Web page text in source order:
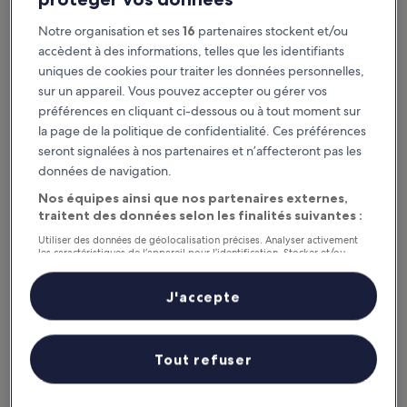
Hotel Sfax Centre
Hotel Sfax Centre
Hébergement
4.0 étoiles
À 6,8 km de : Aéroport de Sfax Thyna (SFA)
Très
bien,
(151 avis)
8,0/10 Très bien (151 avis)
Le
nouveau
61 €
61 €
taxes et frais compris
Les Oliviers Palace
Notre organisation et ses16 partenaires stockent et/ou
accèdent à des informations, telles que les identifiants
uniques de cookies pour traiter les données personnelles,
sur un appareil. Vous pouvez accepter ou gérer vos
préférences en cliquant ci-dessous ou à tout moment sur
la page de la politique de confidentialité. Ces préférences
seront signalées à nos partenaires et n’affecteront pas les
données de navigation.
Nos équipes ainsi que nos partenaires externes,
traitent des données selon les finalités suivantes :
Utiliser des données de géolocalisation précises. Analyser activement
les caractéristiques de l’appareil pour l’identification. Stocker et/ou
personnalisés, mesure de performance des publicités et du contenu,
études d’audience et développement de services.
Liste de nos partenaires (fournisseurs)
Tout refuser
J'accepte